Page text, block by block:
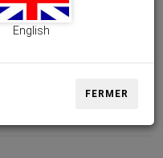
English
FERMER